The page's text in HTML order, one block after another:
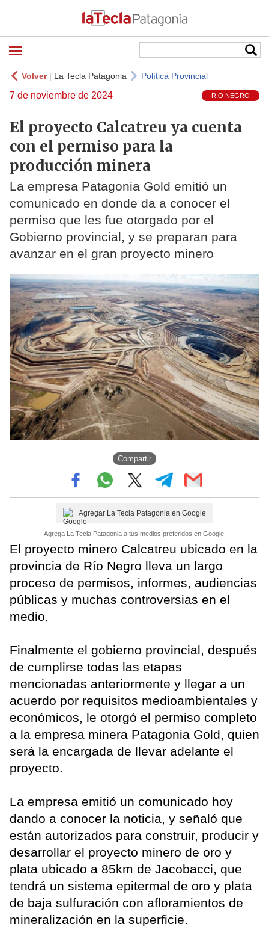
Volver| La Tecla Patagonia Política Provincial
7 de noviembre de 2024 RIO NEGRO
El proyecto Calcatreu ya cuenta
con el permiso para la
producción minera
La empresa Patagonia Gold emitió un
comunicado en donde da a conocer el
permiso que les fue otorgado por el
Gobierno provincial, y se preparan para
avanzar en el gran proyecto minero
Compartir
Agregar La Tecla Patagonia en Google
Agrega La Tecla Patagonia a tus medios preferidos en Google.
El proyecto minero Calcatreu ubicado en la
provincia de Río Negro lleva un largo
proceso de permisos, informes, audiencias
públicas y muchas controversias en el
medio.
Finalmente el gobierno provincial, después
de cumplirse todas las etapas
mencionadas anteriormente y llegar a un
acuerdo por requisitos medioambientales y
económicos, le otorgó el permiso completo
a la empresa minera Patagonia Gold, quien
será la encargada de llevar adelante el
proyecto.
La empresa emitió un comunicado hoy
dando a conocer la noticia, y señaló que
están autorizados para construir, producir y
desarrollar el proyecto minero de oro y
plata ubicado a 85km de Jacobacci, que
tendrá un sistema epitermal de oro y plata
de baja sulfuración con afloramientos de
mineralización en la superficie.